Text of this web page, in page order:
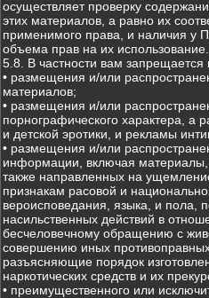
осуществляет проверку
этих материалов, а равно их
применимого права, и наличия у
объема прав на их использование.
5.8. В частности вам
• размещения и/или
материалов;
• размещения и/или
порнографического характера, а
и детской эротики, и рекламы
• размещения и/или
информации, включая материалы,
также направленных на
признакам расовой и
вероисповедания, языка, и пола,
насильственных действий в
бесчеловечному обращению с
совершению иных
разъясняющие порядок
наркотических средств и их
• преимущественного или